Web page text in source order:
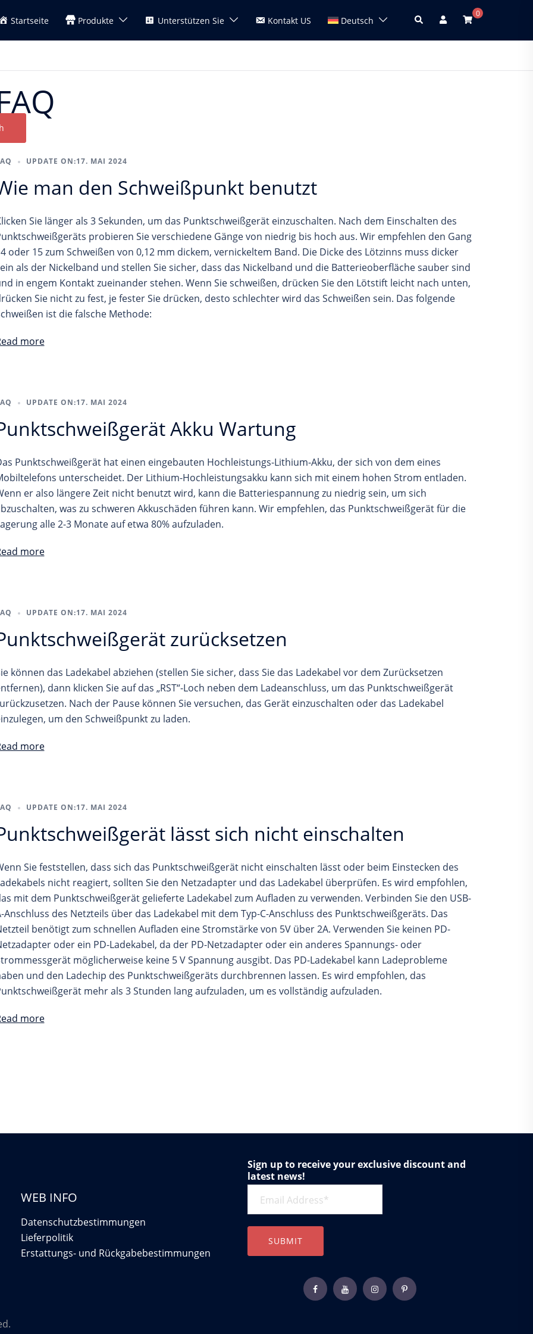
Startseite Produkte Unterstützen Sie Kontakt US Deutsch Search 0
UPDATE ON:17. MAI 2024
man den Schweißpunkt benutzt
Sie länger als 3 Sekunden, um das Punktschweißgerät einzuschalten. Nach dem Einschalten des
probieren Sie verschiedene Gänge von niedrig bis hoch aus. Wir empfehlen den Gang
oder 15 zum Schweißen von 0,12 mm dickem, vernickeltem Band. Die Dicke des Lötzinns muss dicker
als der Nickelband und stellen Sie sicher, dass das Nickelband und die Batterieoberfläche sauber sind
in engem Kontakt zueinander stehen. Wenn Sie schweißen, drücken Sie den Lötstift leicht nach unten,
Sie nicht zu fest, je fester Sie drücken, desto schlechter wird das Schweißen sein. Das folgende
ist die falsche Methode:
more
UPDATE ON:17. MAI 2024
Akku Wartung
Punktschweißgerät hat einen eingebauten Hochleistungs-Lithium-Akku, der sich von dem eines
unterscheidet. Der Lithium-Hochleistungsakku kann sich mit einem hohen Strom entladen.
er also längere Zeit nicht benutzt wird, kann die Batteriespannung zu niedrig sein, um sich
was zu schweren Akkuschäden führen kann. Wir empfehlen, das Punktschweißgerät für die
alle 2-3 Monate auf etwa 80% aufzuladen.
more
UPDATE ON:17. MAI 2024
zurücksetzen
können das Ladekabel abziehen (stellen Sie sicher, dass Sie das Ladekabel vor dem Zurücksetzen
dann klicken Sie auf das „RST“-Loch neben dem Ladeanschluss, um das Punktschweißgerät
Nach der Pause können Sie versuchen, das Gerät einzuschalten oder das Ladekabel
um den Schweißpunkt zu laden.
more
UPDATE ON:17. MAI 2024
lässt sich nicht einschalten
Sie feststellen, dass sich das Punktschweißgerät nicht einschalten lässt oder beim Einstecken des
nicht reagiert, sollten Sie den Netzadapter und das Ladekabel überprüfen. Es wird empfohlen,
mit dem Punktschweißgerät gelieferte Ladekabel zum Aufladen zu verwenden. Verbinden Sie den USB-
Anschluss des Netzteils über das Ladekabel mit dem Typ-C-Anschluss des Punktschweißgeräts. Das
benötigt zum schnellen Aufladen eine Stromstärke von 5V über 2A. Verwenden Sie keinen PD-
oder ein PD-Ladekabel, da der PD-Netzadapter oder ein anderes Spannungs- oder
möglicherweise keine 5 V Spannung ausgibt. Das PD-Ladekabel kann Ladeprobleme
und den Ladechip des Punktschweißgeräts durchbrennen lassen. Es wird empfohlen, das
mehr als 3 Stunden lang aufzuladen, um es vollständig aufzuladen.
more
WEB INFO
Datenschutzbestimmungen
Lieferpolitik
Erstattungs- und Rückgabebestimmungen
Sign up to receive your exclusive discount and
latest news!
SUBMIT
FacebookYoutubeInstagramPinterest